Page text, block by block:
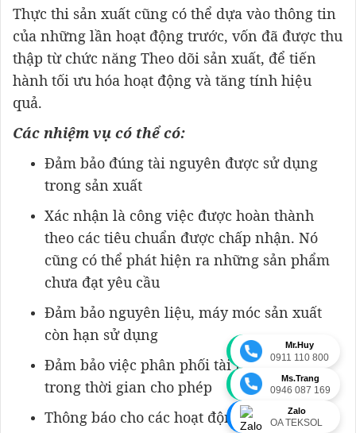
Mr.Huy
0911 110 800
Ms.Trang
0946 087 169
Zalo
OA TEKSOL
Thực thi sản xuất cũng có thể dựa vào thông tin
của những lần hoạt động trước, vốn đã được thu
thập từ chức năng Theo dõi sản xuất, để tiến
hành tối ưu hóa hoạt động và tăng tính hiệu
quả.
Các nhiệm vụ có thể có:
Đảm bảo đúng tài nguyên được sử dụng
trong sản xuất
Xác nhận là công việc được hoàn thành
theo các tiêu chuẩn được chấp nhận. Nó
cũng có thể phát hiện ra những sản phẩm
chưa đạt yêu cầu
Đảm bảo nguyên liệu, máy móc sản xuất
còn hạn sử dụng
Đảm bảo việc phân phối tài nguyên nằm
trong thời gian cho phép
Thông báo cho các hoạt động khác khi mà